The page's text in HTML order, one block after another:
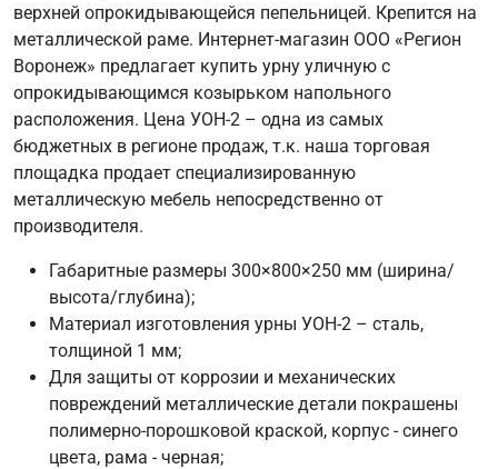
верхней опрокидывающейся пепельницей. Крепится на
металлической раме. Интернет-магазин ООО «Регион
Воронеж» предлагает купить урну уличную с
опрокидывающимся козырьком напольного
расположения. Цена УОН-2 – одна из самых
бюджетных в регионе продаж, т.к. наша торговая
площадка продает специализированную
металлическую мебель непосредственно от
производителя.
Габаритные размеры 300×800×250 мм (ширина/
высота/глубина);
Материал изготовления урны УОН-2 – сталь,
толщиной 1 мм;
Для защиты от коррозии и механических
повреждений металлические детали покрашены
полимерно-порошковой краской, корпус - синего
цвета, рама - черная;